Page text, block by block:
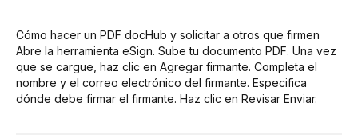
Cómo hacer un PDF docHub y solicitar a otros que firmen
Abre la herramienta eSign. Sube tu documento PDF. Una vez
que se cargue, haz clic en Agregar firmante. Completa el
nombre y el correo electrónico del firmante. Especifica
dónde debe firmar el firmante. Haz clic en Revisar Enviar.